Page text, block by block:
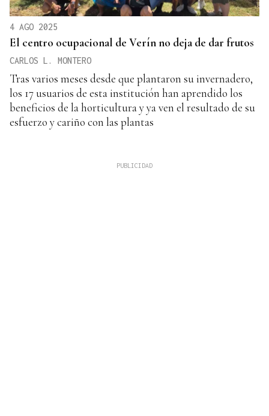
4 AGO 2025
El centro ocupacional de Verín no deja de dar frutos
CARLOS L. MONTERO
Tras varios meses desde que plantaron su invernadero,
los 17 usuarios de esta institución han aprendido los
beneficios de la horticultura y ya ven el resultado de su
esfuerzo y cariño con las plantas